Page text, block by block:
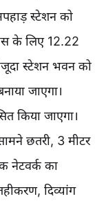
स्टेशन को
के लिए 12.22
स्टेशन भवन को
जाएगा।
किया जाएगा।
छतरी, 3 मीटर
नेटवर्क का
दिव्यांग